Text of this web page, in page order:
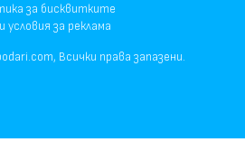
за бисквитките
условия за реклама
Всички права запазени.